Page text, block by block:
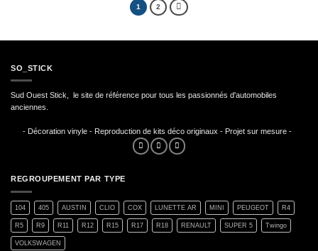
1 2
SO_STICK
Sud Ouest Stick, le site de référence pour tous les passionnés d'automobiles
anciennes.
- Décoration vinyle - Reproduction de kits déco originaux - Projet sur mesure -
REGROUPEMENT PAR TYPE
104 405 AUSTIN CLIO COX LUNETTE AR MINI PEUGEOT R4
R5 R9 R11 R12 R15 R17 R18 RENAULT SUPER 5 Twingo
VOLKSWAGEN